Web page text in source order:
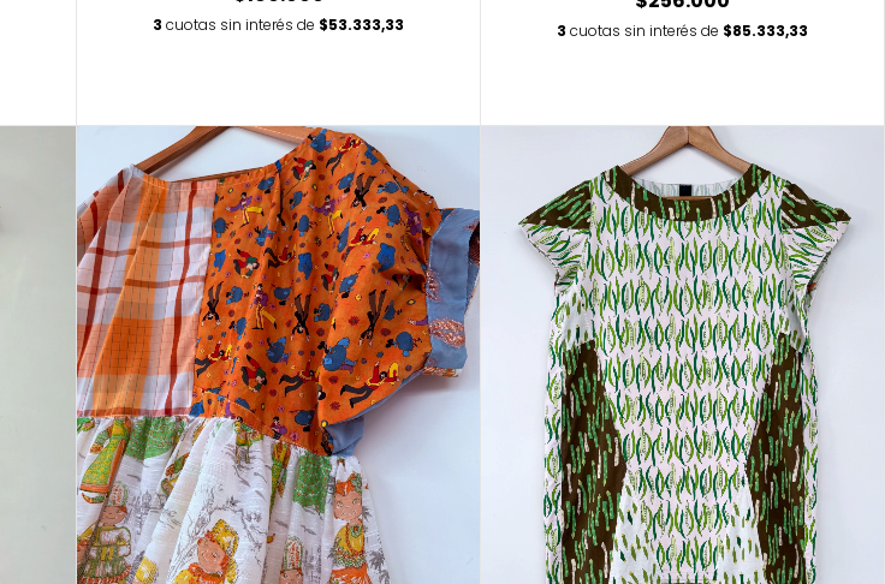
3 cuotas sin interés de $53.333,33 3 cuotas sin interés de $85.333,33